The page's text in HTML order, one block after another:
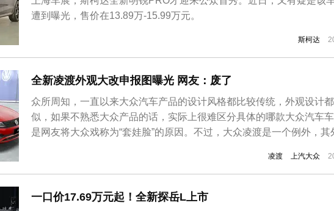
遭到曝光，售价在13.89万-15.99万元。
斯柯达
全新凌渡外观大改申报图曝光 网友：废了
众所周知，一直以来大众汽车产品的设计风格都比较传统，外观设计
似，如果不熟悉大众产品的话，实际上很难区分具体的哪款大众汽车
是网友将大众戏称为“套娃脸”的原因。不过，大众凌渡是一个例外，其
的工信部申报目录上，我们获取到了全新一代大众凌渡的申报图，从全
整体表现来看，新车同样采用与在售大众车型不同的设...
凌渡 上汽大众
一口价17.69万元起！全新探岳L上市